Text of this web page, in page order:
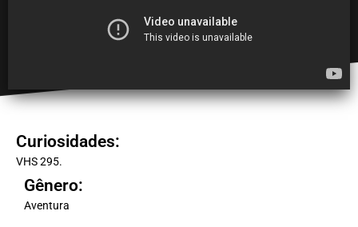
Curiosidades:
VHS 295.
Gênero:
Aventura